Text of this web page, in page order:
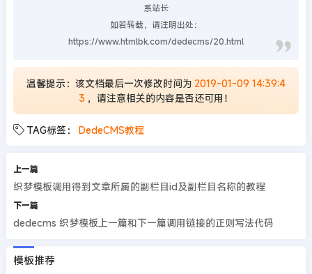
系站长
如若转载，请注明出处：
https://www.htmlbk.com/dedecms/20.html
温馨提示：该文档最后一次修改时间为 2019-01-09 14:39:4
3 ，请注意相关的内容是否还可用！
TAG标签： DedeCMS教程
上一篇
织梦模板调用得到文章所属的副栏目id及副栏目名称的教程
下一篇
dedecms 织梦模板上一篇和下一篇调用链接的正则写法代码
模板推荐